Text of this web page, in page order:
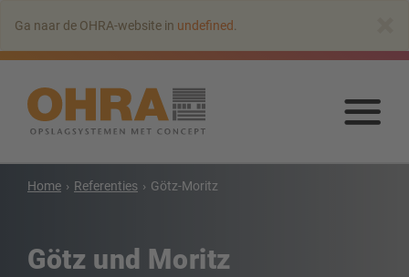
hoofdinhoud
springen
Ga naar de OHRA-website in undefined
Home Referenties Götz-Moritz
Götz und Moritz
Enkelzijdige draagarmstelling